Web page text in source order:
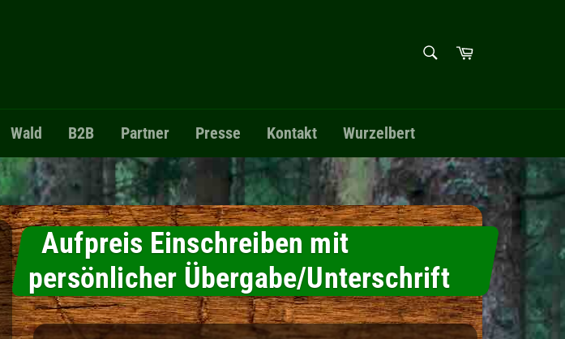
Warenkorb
Wald B2B Partner Presse Kontakt Wurzelbert
Aufpreis Einschreiben mit
persönlicher Übergabe/Unterschrift